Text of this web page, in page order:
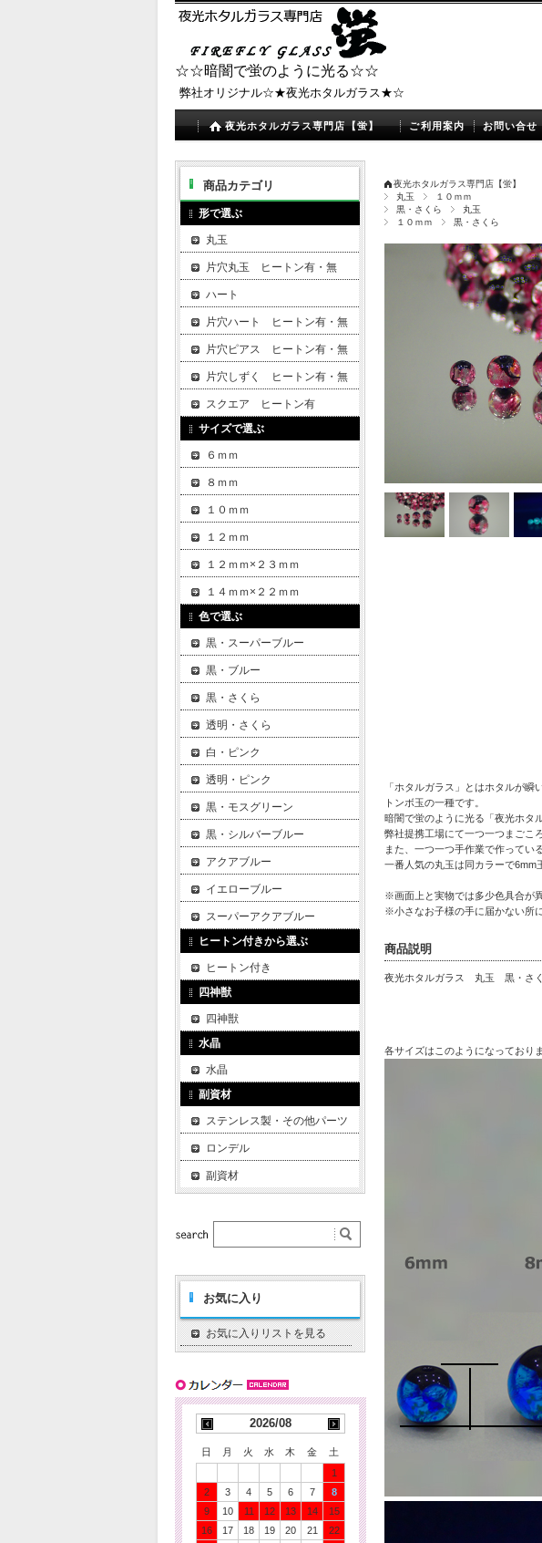
☆☆暗闇で蛍のように光る☆☆
弊社オリジナル☆★夜光ホタルガラス★☆
夜光ホタルガラス専門店【蛍】 ご利用案内 お問い合せ
夜光ホタルガラス専門店【蛍】
丸玉
１０ｍｍ
黒・さくら
丸玉
１０ｍｍ
黒・さくら
「ホタルガラス」とはホタルが
トンボ玉の一種です。
暗闇で蛍のように光る「夜光ホタ
弊社提携工場にて一つ一つまごこ
また、一つ一つ手作業で作ってい
一番人気の丸玉は同カラーで6mm
※画面上と実物では多少色具合が
※小さなお子様の手に届かない所
商品説明
夜光ホタルガラス 丸玉 黒・さ
各サイズはこのようになっておりま
商品カテゴリ
形で選ぶ
丸玉
片穴丸玉 ヒートン有・無
ハート
片穴ハート ヒートン有・無
片穴ピアス ヒートン有・無
片穴しずく ヒートン有・無
スクエア ヒートン有
サイズで選ぶ
６ｍｍ
８ｍｍ
１０ｍｍ
１２ｍｍ
１２ｍｍ×２３ｍｍ
１４ｍｍ×２２ｍｍ
色で選ぶ
黒・スーパーブルー
黒・ブルー
黒・さくら
透明・さくら
白・ピンク
透明・ピンク
黒・モスグリーン
黒・シルバーブルー
アクアブルー
イエローブルー
スーパーアクアブルー
ヒートン付きから選ぶ
ヒートン付き
四神獣
四神獣
水晶
水晶
副資材
ステンレス製・その他パーツ
ロンデル
副資材
お気に入り
お気に入りリストを見る
2026/08
日 月 火 水 木 金
土
1
2
3 4 5 6 7
8
9
10 11 12 13 14
15
16
17 18 19 20 21
22